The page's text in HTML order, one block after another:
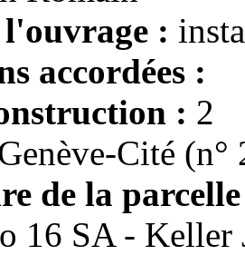
:
accordées :
: 2
Cité (n°
de la
16 SA - Keller